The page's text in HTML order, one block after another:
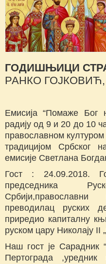
ГОДИШЊИЦИ
РАНКО
Емисија “Помаже
радију од 9 и 20 до 10
православном
традицијом Србског
емисије Светлана
Гост : 24.09.2018.
председника
Србији,православни
преводилац руских
приредио капиталну
руском цару Николају II
Наш гост је Сарадник
Пертограда ,уредник